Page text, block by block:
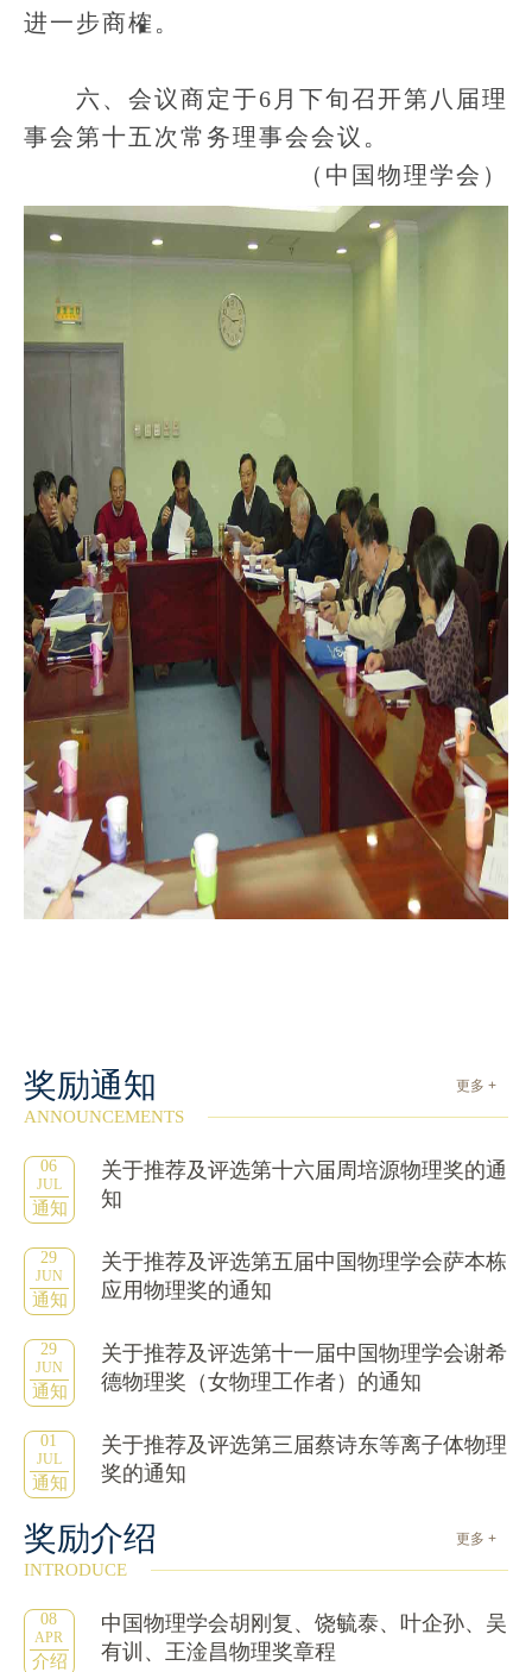
进一步商榷。
六、会议商定于6月下旬召开第八届理
事会第十五次常务理事会会议。
（中国物理学会）
奖励通知 更多 +
ANNOUNCEMENTS
06
JUL
通知
关于推荐及评选第十六届周培源物理奖的通
知
29
JUN
通知
关于推荐及评选第五届中国物理学会萨本栋
应用物理奖的通知
29
JUN
通知
关于推荐及评选第十一届中国物理学会谢希
德物理奖（女物理工作者）的通知
01
JUL
通知
关于推荐及评选第三届蔡诗东等离子体物理
奖的通知
奖励介绍 更多 +
INTRODUCE
08
APR
介绍
中国物理学会胡刚复、饶毓泰、叶企孙、吴
有训、王淦昌物理奖章程